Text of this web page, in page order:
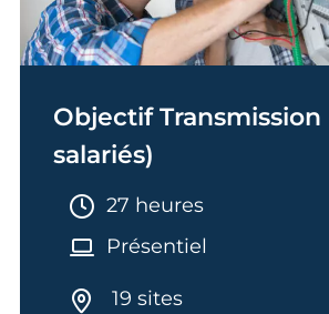
Objectif Transmission
salariés)
Durée :
27 heures
Présentiel
19 sites